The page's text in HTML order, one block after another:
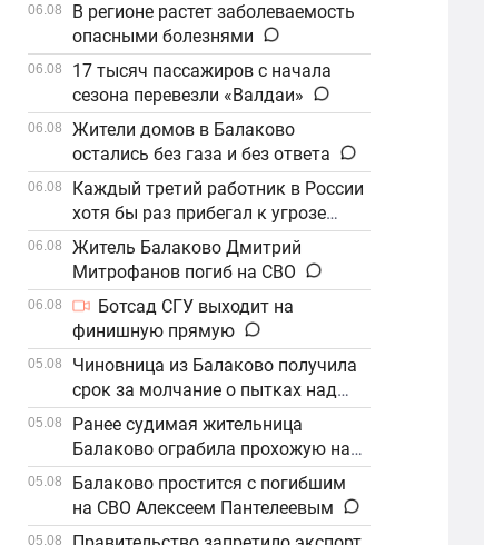
06.08
В регионе растет заболеваемость
опасными болезнями
06.08
17 тысяч пассажиров с начала
сезона перевезли «Валдаи»
06.08
Жители домов в Балаково
остались без газа и без ответа
06.08
Каждый третий работник в России
хотя бы раз прибегал к угрозе
увольнения
06.08
Житель Балаково Дмитрий
Митрофанов погиб на СВО
06.08
Ботсад СГУ выходит на
финишную прямую
05.08
Чиновница из Балаково получила
срок за молчание о пытках над
детьми
05.08
Ранее судимая жительница
Балаково ограбила прохожую на
улице
05.08
Балаково простится с погибшим
на СВО Алексеем Пантелеевым
05.08